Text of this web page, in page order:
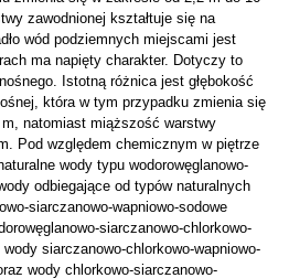
zawodnionej kształtuje się na
wód podziemnych miejscami jest
ma napięty charakter. Dotyczy to
Istotną różnica jest głębokość
która w tym przypadku zmienia się
natomiast miąższość warstwy
Pod względem chemicznym w piętrze
wody typu wodorowęglanowo-
odbiegające od typów naturalnych
siarczanowo-wapniowo-sodowe
siarczanowo-chlorkowo-
siarczanowo-chlorkowo-wapniowo-
wody chlorkowo-siarczanowo-